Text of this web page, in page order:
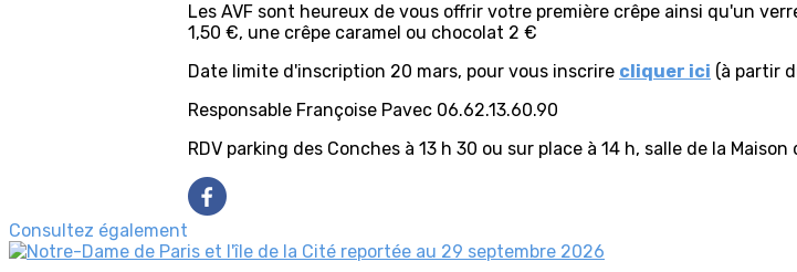
Les AVF sont heureux de vous offrir votre première crêpe ainsi qu'un
1,50 €, une crêpe caramel ou chocolat 2 €
Date limite d'inscription 20 mars, pour vous inscrire cliquer ici (à partir
Responsable Françoise Pavec 06.62.13.60.90
RDV parking des Conches à 13 h 30 ou sur place à 14 h, salle de la Maison
Consultez également